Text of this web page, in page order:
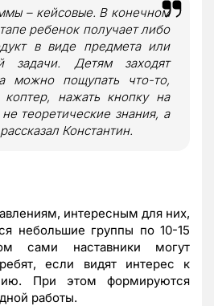
– кейсовые. В конечном
ребенок получает либо
в виде предмета или
задачи. Детям заходят
можно пощупать что-то,
коптер, нажать кнопку на
теоретические знания, а
Константин.
интересным для них,
небольшие группы по 10-15
сами наставники могут
если видят интерес к
При этом формируются
работы.